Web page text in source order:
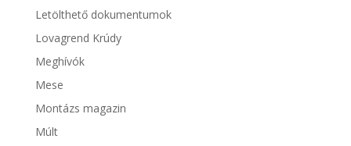
Letölthető dokumentumok
Lovagrend Krúdy
Meghívók
Mese
Montázs magazin
Múlt